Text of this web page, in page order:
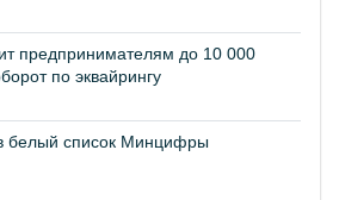
предпринимателям до 10 000
по эквайрингу
белый список Минцифры